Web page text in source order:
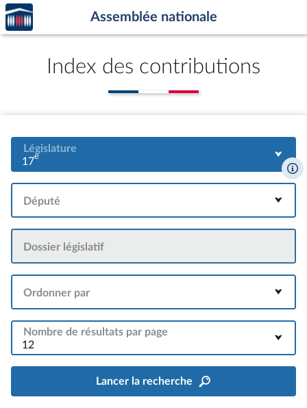
Aller au contenu
Aller en bas de la page
Accèder
à la
page
Assemblée nationale
Index des contributions
Législature
17e
Député
Dossier législatif
Ordonner par
Nombre de résultats par page
12
Lancer la recherche